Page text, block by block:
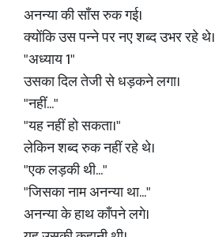
अनन्या की साँस रुक गई।
क्योंकि उस पन्ने पर नए शब्द उभर रहे थे।
"अध्याय 1"
उसका दिल तेजी से धड़कने लगा।
"नहीं..."
"यह नहीं हो सकता।"
लेकिन शब्द रुक नहीं रहे थे।
"एक लड़की थी..."
"जिसका नाम अनन्या था..."
अनन्या के हाथ काँपने लगे।